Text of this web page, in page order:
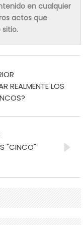
en cualquier
actos que
REALMENTE LOS
"CINCO"